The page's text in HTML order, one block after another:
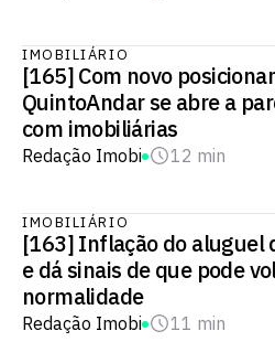
IMOBILIÁRIO
[165] Com novo
QuintoAndar se abre a
com imobiliárias
Redação Imobi 12 min
IMOBILIÁRIO
[163] Inflação do aluguel
e dá sinais de que pode
normalidade
Redação Imobi 11 min